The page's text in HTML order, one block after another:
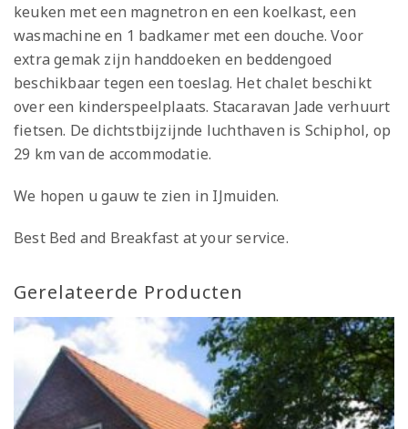
keuken met een magnetron en een koelkast, een
wasmachine en 1 badkamer met een douche. Voor
extra gemak zijn handdoeken en beddengoed
beschikbaar tegen een toeslag. Het chalet beschikt
over een kinderspeelplaats. Stacaravan Jade verhuurt
fietsen. De dichtstbijzijnde luchthaven is Schiphol, op
29 km van de accommodatie.
We hopen u gauw te zien in IJmuiden.
Best Bed and Breakfast at your service.
Gerelateerde Producten